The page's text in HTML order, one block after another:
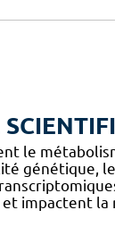
le
génétique,
impactent la